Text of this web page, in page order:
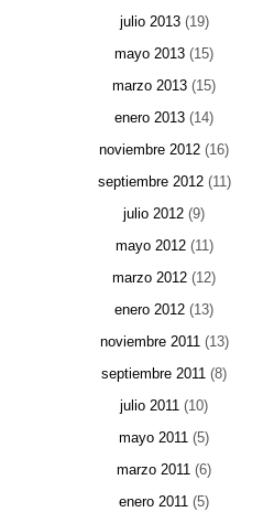
julio 2013(19)
mayo 2013 (15)
marzo 2013 (15)
enero 2013 (14)
noviembre 2012 (16)
septiembre 2012(11)
julio 2012 (9)
mayo 2012(11)
marzo 2012 (12)
enero 2012 (13)
noviembre 2011(13)
septiembre 2011 (8)
julio 2011 (10)
mayo 2011 (5)
marzo 2011 (6)
enero 2011 (5)